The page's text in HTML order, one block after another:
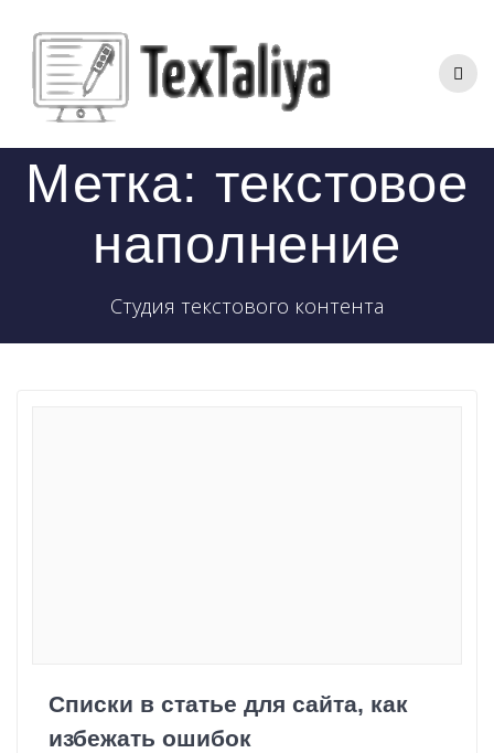
контенту
Метка:текстовое
наполнение
Студия текстового контента
Списки в статье для сайта, как
избежать ошибок